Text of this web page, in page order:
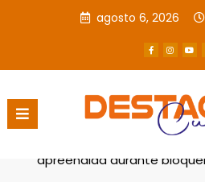
agosto 6, 2026
Página inicial
apreendida durante